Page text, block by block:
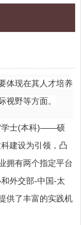
体现在其人才培养
野等方面。
学士(本科)——硕
建设为引领，凸
拥有两个指定平台
外交部-中国-太
供了丰富的实践机